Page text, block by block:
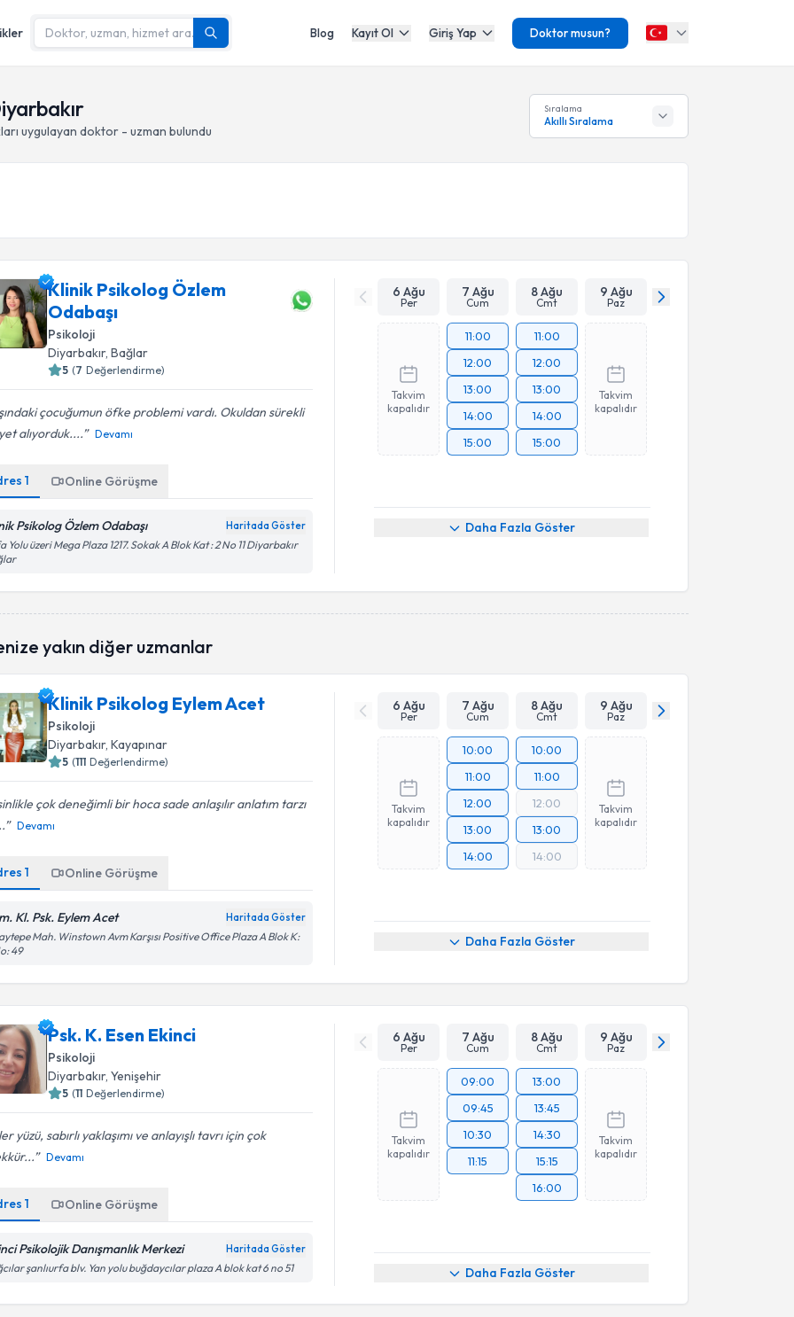
Blog Kayıt Ol Giriş Yap Doktor musun?
uygulayan doktor - uzman bulundu
Sıralama
Akıllı Sıralama
Klinik Psikolog Özlem
Odabaşı
Psikoloji
Diyarbakır, Bağlar
5 (7 Değerlendirme)
çocuğumun öfke problemi vardı. Okuldan sürekli
alıyorduk....
Devamı
1 Online Görüşme
Psikolog Özlem Odabaşı Haritada Göster
Yolu üzeri Mega Plaza 1217. Sokak A Blok Kat : 2 No 11 Diyarbakır
6 Ağu
Per
7 Ağu
Cum
8 Ağu
Cmt
9 Ağu
Paz
Takvim
kapalıdır
11:00
12:00
13:00
14:00
15:00
11:00
12:00
13:00
14:00
15:00
Takvim
kapalıdır
Daha Fazla Göster
yakın diğer uzmanlar
Klinik Psikolog Eylem Acet
Psikoloji
Diyarbakır, Kayapınar
5 (111 Değerlendirme)
çok deneğimli bir hoca sade anlaşılır anlatım tarzı
Devamı
1 Online Görüşme
Kl. Psk. Eylem Acet Haritada Göster
Mah. Winstown Avm Karşısı Positive Office Plaza A Blok K:
49
6 Ağu
Per
7 Ağu
Cum
8 Ağu
Cmt
9 Ağu
Paz
Takvim
kapalıdır
10:00
11:00
12:00
13:00
14:00
10:00
11:00
12:00
13:00
14:00
Takvim
kapalıdır
Daha Fazla Göster
Psk. K. Esen Ekinci
Psikoloji
Diyarbakır, Yenişehir
5 (11 Değerlendirme)
yüzü, sabırlı yaklaşımı ve anlayışlı tavrı için çok
Devamı
1 Online Görüşme
Psikolojik Danışmanlık Merkezi Haritada Göster
şanlıurfa blv. Yan yolu buğdaycılar plaza A blok kat 6 no 51
6 Ağu
Per
7 Ağu
Cum
8 Ağu
Cmt
9 Ağu
Paz
Takvim
kapalıdır
09:00
09:45
10:30
11:15
13:00
13:45
14:30
15:15
16:00
Takvim
kapalıdır
Daha Fazla Göster